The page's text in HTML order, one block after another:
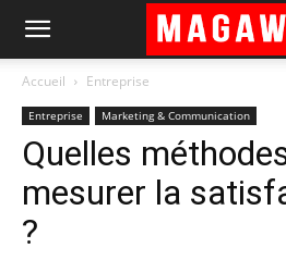
Accueil Entreprise
Entreprise Marketing & Communication
Quelles
mesurer la
?